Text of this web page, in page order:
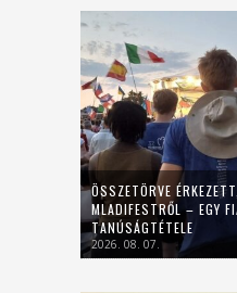
ÖSSZETÖRVE
MLADIFESTRŐL – EGY
TANÚSÁGTÉTELE
2026. 08. 07.